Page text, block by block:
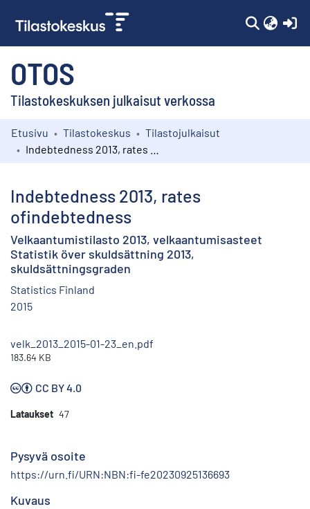
OTOS
Tilastokeskuksen julkaisut verkossa
Kokoelmat
Etusivu Tilastokeskus
Tilastojulkaisut
Indebtedness 2013, rates
ofindebtedness
Velkaantumistilasto 2013, velkaantumisasteet
Statistik över skuldsättning 2013,
skuldsättningsgraden
Statistics Finland
2015
velk_2013_2015-01-23_en.pdf
183.64 KB
CC BY 4.0
Lataukset 47
Pysyvä osoite
https://urn.fi/URN:NBN:fi-fe20230925136693
Kuvaus